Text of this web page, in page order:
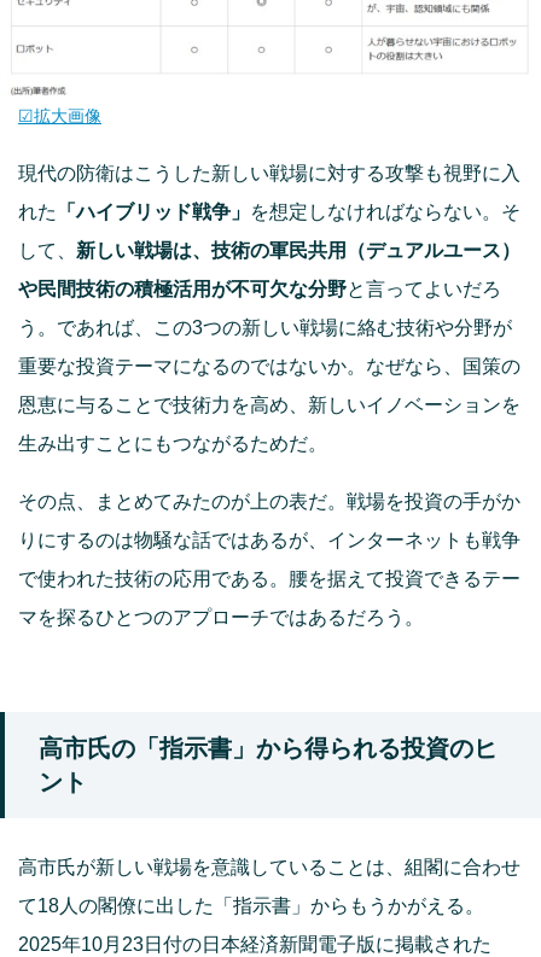
☑拡大画像
現代の防衛はこうした新しい戦場に対する攻撃も視野に入
れた
「ハイブリッド戦争」 を想定しなければならない。そ
して、 新しい戦場は、技術の軍民共用（デュアルユース）
や民間技術の積極活用が不可欠な分野と言ってよいだろ
う。であれば、この3つの新しい戦場に絡む技術や分野が
重要な投資テーマになるのではないか。なぜなら、国策の
恩恵に与ることで技術力を高め、新しいイノベーションを
生み出すことにもつながるためだ。
その点、まとめてみたのが上の表だ。戦場を投資の手がか
りにするのは物騒な話ではあるが、インターネットも戦争
で使われた技術の応用である。腰を据えて投資できるテー
マを探るひとつのアプローチではあるだろう。
高市氏の「指示書」から得られる投資のヒ
ント
高市氏が新しい戦場を意識していることは、組閣に合わせ
て18人の閣僚に出した「指示書」からもうかがえる。
2025年10月23日付の日本経済新聞電子版に掲載された